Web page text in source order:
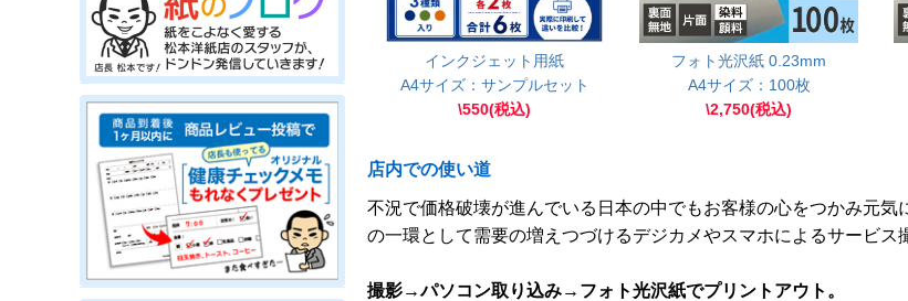
インクジェット用紙
A4サイズ：サンプルセット
\550(税込)
フォト光沢紙 0.23mm
A4サイズ：100枚
\2,750(税込)
店内での使い道
不況で価格破壊が進んでいる日本の中でもお客様の心をつかみ元
の一環として需要の増えつづけるデジカメやスマホによるサービス
撮影→パソコン取り込み→フォト光沢紙でプリントアウト。